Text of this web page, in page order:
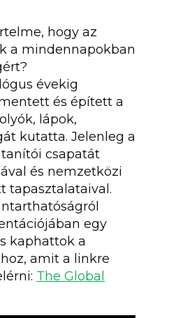
hogy az
a mindennapokban
évekig
és épített a
lápok,
kutatta. Jelenleg a
csapatát
és nemzetközi
tapasztalataival.
egy
kaphattok a
amit a linkre
The Global